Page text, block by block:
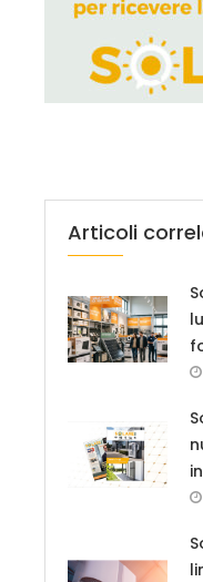
Articoli